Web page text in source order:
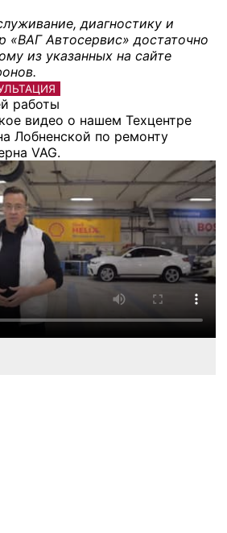
диагностику и
«ВАГ Автосервис» достаточно
из указанных на сайте
работы
видео о нашем Техцентре
Лобненской по ремонту
VAG.